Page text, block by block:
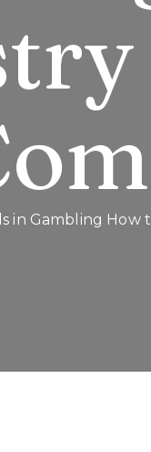
in Gambling How